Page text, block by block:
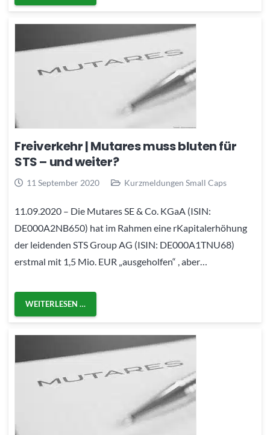
Freiverkehr | Mutares muss bluten für
STS – und weiter?
11 September 2020 Kurzmeldungen Small Caps
11.09.2020 – Die Mutares SE & Co. KGaA (ISIN:
DE000A2NB650) hat im Rahmen eine rKapitalerhöhung
der leidenden STS Group AG (ISIN: DE000A1TNU68)
erstmal mit 1,5 Mio. EUR „ausgeholfen“ , aber…
WEITERLESEN …